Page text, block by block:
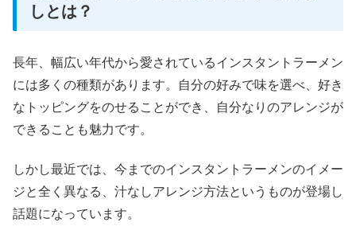
しとは？
長年、幅広い年代から愛されているインスタントラーメン
には多くの種類があります。自分の好みで味を選べ、好き
なトッピングをのせることができ、自分なりのアレンジが
できることも魅力です。
しかし最近では、今までのインスタントラーメンのイメー
ジと全く異なる、汁なしアレンジ方法というものが登場し
話題になっています。